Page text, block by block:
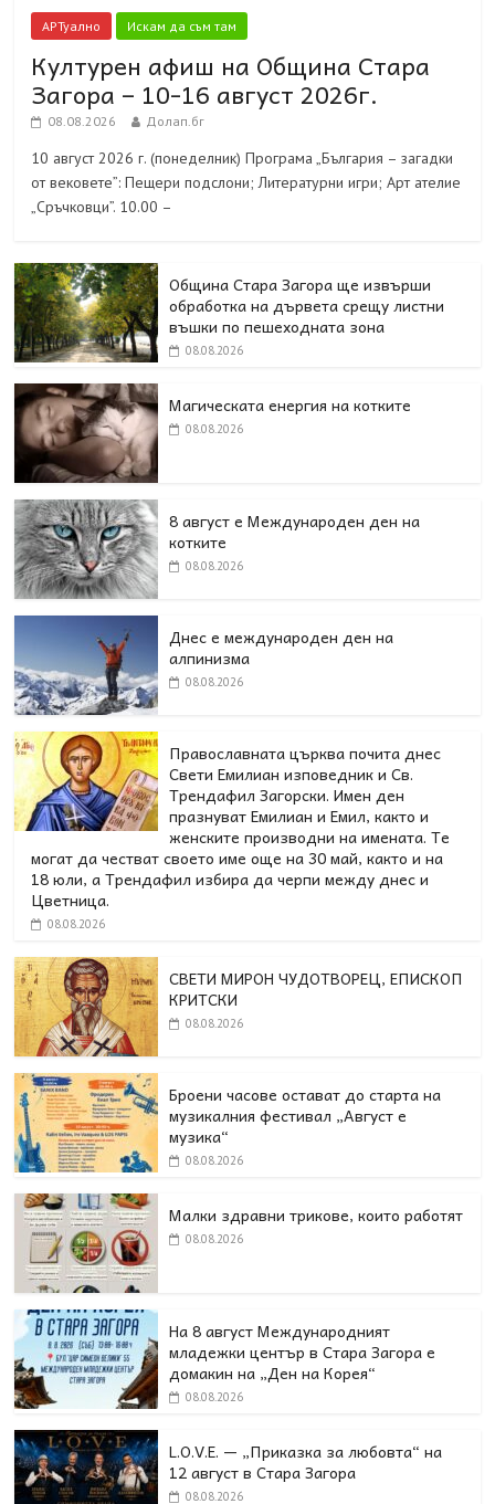
АРТуално Искам да съм там
Културен афиш на Община Стара
Загора – 10-16 август 2026г.
08.08.2026 Долап.бг
10 август 2026 г. (понеделник) Програма „България – загадки
от вековете”: Пещери подслони; Литературни игри; Арт ателие
„Сръчковци”. 10.00 –
Община Стара Загора ще извърши
обработка на дървета срещу листни
въшки по пешеходната зона
08.08.2026
Магическата енергия на котките
08.08.2026
8 август е Международен ден на
котките
08.08.2026
Днес е международен ден на
алпинизма
08.08.2026
Православната църква почита днес
Свети Емилиан изповедник и Св.
Трендафил Загорски. Имен ден
празнуват Емилиан и Емил, както и
женските производни на имената. Те
могат да честват своето име още на 30 май, както и на
18 юли, а Трендафил избира да черпи между днес и
Цветница.
08.08.2026
СВЕТИ МИРОН ЧУДОТВОРЕЦ, ЕПИСКОП
КРИТСКИ
08.08.2026
Броени часове остават до старта на
музикалния фестивал „Август е
музика“
08.08.2026
Малки здравни трикове, които работят
08.08.2026
На 8 август Международният
младежки център в Стара Загора е
домакин на „Ден на Корея“
08.08.2026
L.O.V.E. — „Приказка за любовта“ на
12 август в Стара Загора
08.08.2026